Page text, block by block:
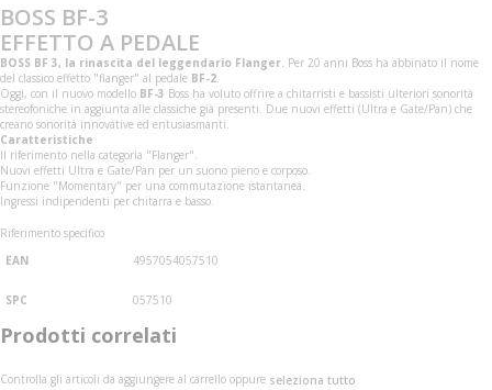
BOSS BF-3
EFFETTO A PEDALE
BOSS BF 3, la rinascita del leggendario Flanger. Per 20 anni Boss ha abbinato il nome
del classico effetto "flanger" al pedale BF-2.
Oggi, con il nuovo modello BF-3 Boss ha voluto offrire a chitarristi e bassisti ulteriori sonorità
stereofoniche in aggiunta alle classiche già presenti. Due nuovi effetti (Ultra e Gate/Pan) che
creano sonorità innovative ed entusiasmanti.
Caratteristiche
Il riferimento nella categoria "Flanger".
Nuovi effetti Ultra e Gate/Pan per un suono pieno e corposo.
Funzione "Momentary" per una commutazione istantanea.
Ingressi indipendenti per chitarra e basso.
Riferimento specifico
EAN
4957054057510
SPC 057510
Prodotti correlati
Controlla gli articoli da aggiungere al carrello oppure seleziona tutto